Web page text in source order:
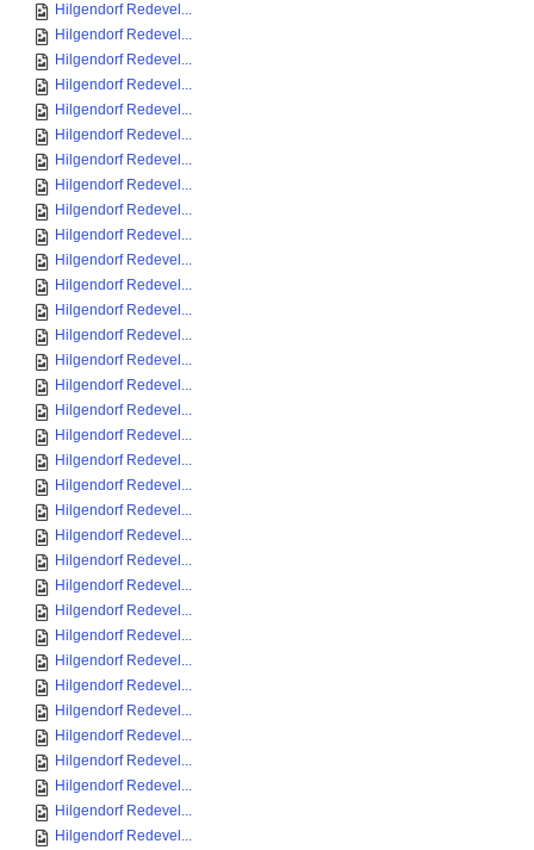
Hilgendorf Redevel...
Hilgendorf Redevel...
Hilgendorf Redevel...
Hilgendorf Redevel...
Hilgendorf Redevel...
Hilgendorf Redevel...
Hilgendorf Redevel...
Hilgendorf Redevel...
Hilgendorf Redevel...
Hilgendorf Redevel...
Hilgendorf Redevel...
Hilgendorf Redevel...
Hilgendorf Redevel...
Hilgendorf Redevel...
Hilgendorf Redevel...
Hilgendorf Redevel...
Hilgendorf Redevel...
Hilgendorf Redevel...
Hilgendorf Redevel...
Hilgendorf Redevel...
Hilgendorf Redevel...
Hilgendorf Redevel...
Hilgendorf Redevel...
Hilgendorf Redevel...
Hilgendorf Redevel...
Hilgendorf Redevel...
Hilgendorf Redevel...
Hilgendorf Redevel...
Hilgendorf Redevel...
Hilgendorf Redevel...
Hilgendorf Redevel...
Hilgendorf Redevel...
Hilgendorf Redevel...
Hilgendorf Redevel...